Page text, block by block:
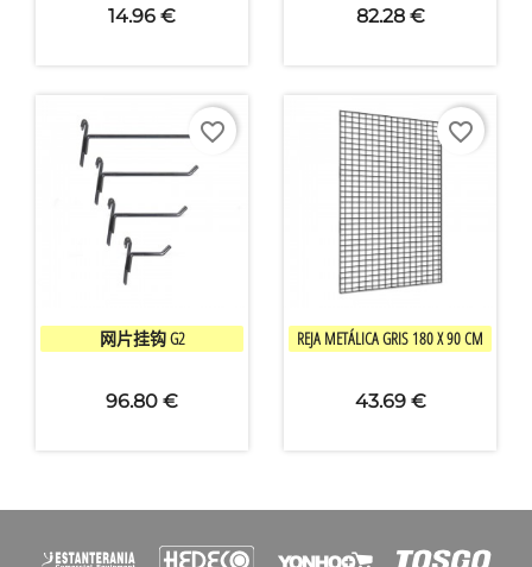
14.96 € 82.28 €
快速查看
网片挂钩 G2
96.80 €
favorite_border
快速查看
REJA METÁLICA GRIS 180 X 90 CM
43.69 €
favorite_border